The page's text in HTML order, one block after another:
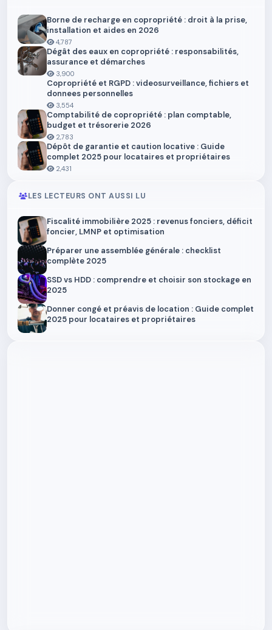
Borne de recharge en copropriété : droit à la prise,
installation et aides en 2026
4,787
Dégât des eaux en copropriété : responsabilités,
assurance et démarches
3,900
Copropriété et RGPD : videosurveillance, fichiers et
donnees personnelles
3,554
Comptabilité de copropriété : plan comptable,
budget et trésorerie 2026
2,783
Dépôt de garantie et caution locative : Guide
complet 2025 pour locataires et propriétaires
2,431
LES LECTEURS ONT AUSSI LU
Fiscalité immobilière 2025 : revenus fonciers, déficit
foncier, LMNP et optimisation
Préparer une assemblée générale : checklist
complète 2025
SSD vs HDD : comprendre et choisir son stockage en
2025
Donner congé et préavis de location : Guide complet
2025 pour locataires et propriétaires